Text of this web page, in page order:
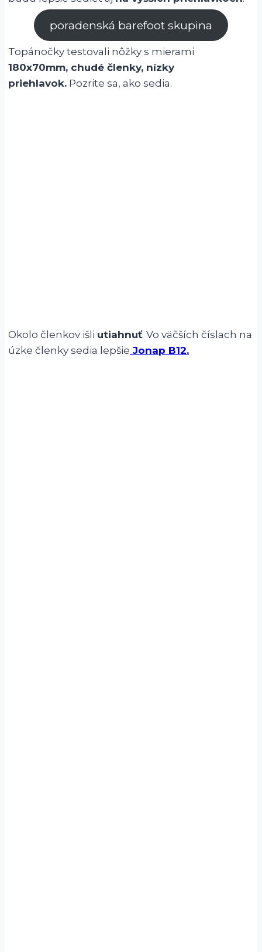
poradenská barefoot skupina
Topánočky testovali nôžky s mierami
180x70mm, chudé členky, nízky
priehlavok. Pozrite sa, ako sedia.
Okolo členkov išli utiahnuť. Vo väčších číslach na
úzke členky sedia lepšie Jonap B12.